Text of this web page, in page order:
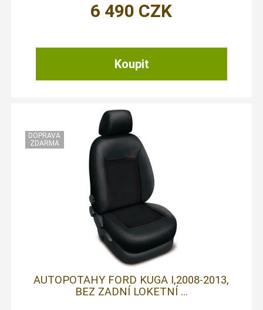
6 490 CZK
AUTOPOTAHY FORD KUGA I,2008-2013,
BEZ ZADNÍ LOKETNÍ ...